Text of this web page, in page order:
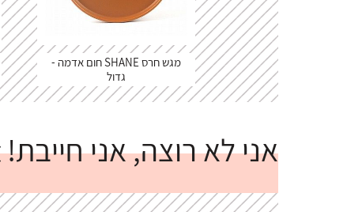
מגש חרס SHANE חום אדמה -
גדול
אני לא רוצה, אני חייבת!